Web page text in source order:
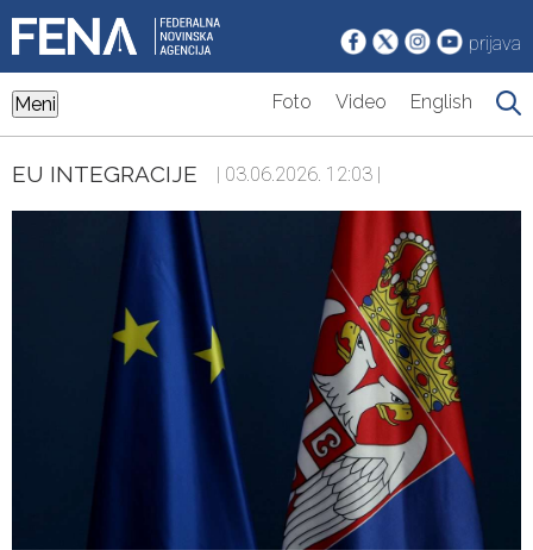
prijava
Meni Foto Video English
EU INTEGRACIJE | 03.06.2026. 12:03 |